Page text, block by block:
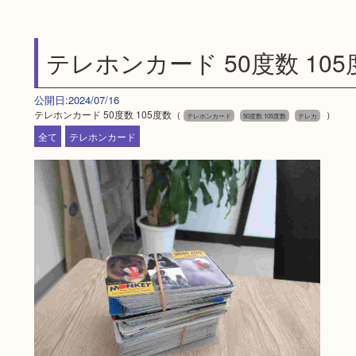
テレホンカード 50度数 105
公開日:2024/07/16
テレホンカード 50度数 105度数（ テレホンカード 50度数 105度数 テレカ
）
全て
テレホンカード